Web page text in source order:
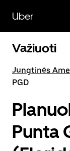
prie
pagrindinio
turinio
Uber
Važiuoti
Jungtinės
PGD
Punta